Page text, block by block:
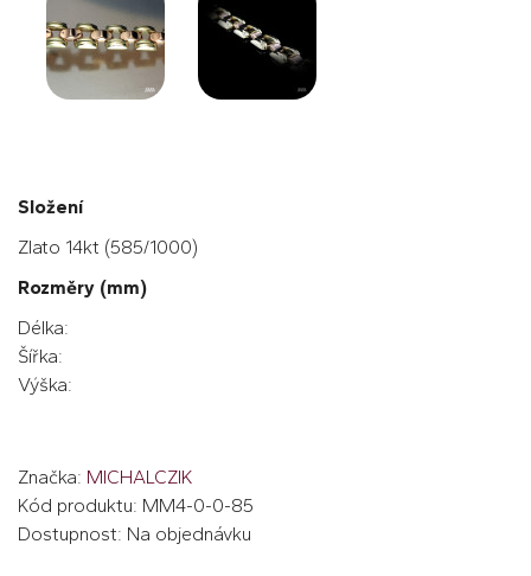
Složení
Zlato 14kt (585/1000)
Rozměry (mm)
Délka:
Šířka:
Výška:
Značka: MICHALCZIK
Kód produktu: MM4-0-0-85
Dostupnost: Na objednávku